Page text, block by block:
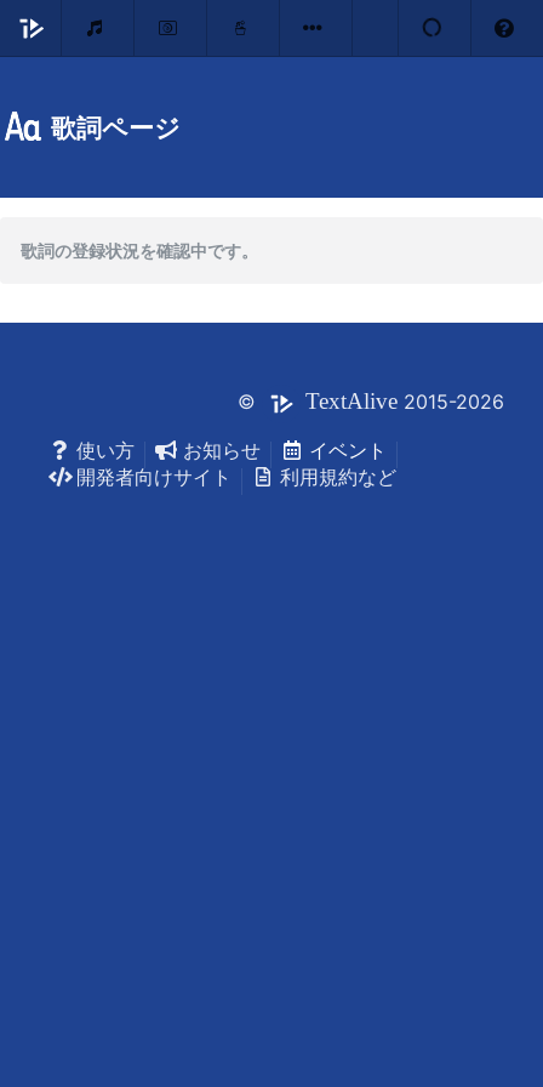
歌詞ページ
歌詞の登録状況を確認中です。
© TextAlive 2015-2026
使い方
お知らせ
イベント
開発者向けサイト
利用規約など